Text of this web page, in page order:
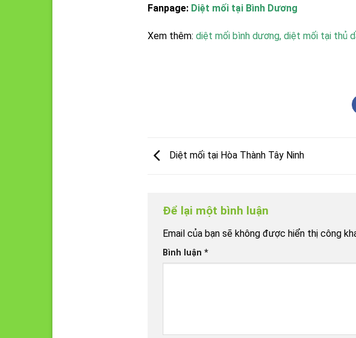
Fanpage: Diệt mối tại Bình Dương
Xem thêm:diệt mối bình dương,diệt mối tại thủ
Diệt mối tại Hòa Thành Tây Ninh
Để lại một bình luận
Email của bạn sẽ không được hiển thị công
Bình luận*